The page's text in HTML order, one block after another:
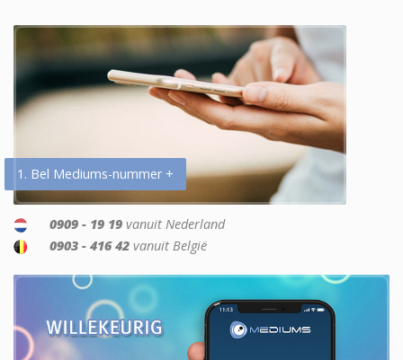
1. Bel Mediums-nummer +
0909 - 19 19 vanuit Nederland
0903 - 416 42 vanuit België